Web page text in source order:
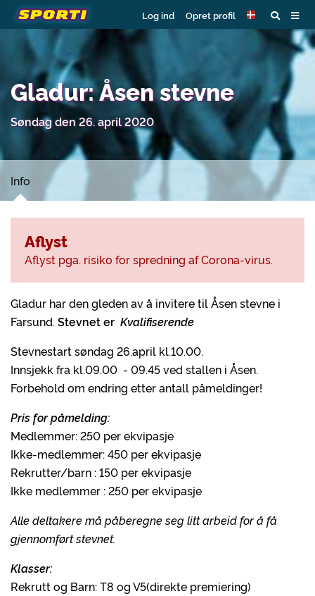
Log ind Opret profil
Gladur: Åsen stevne
Søndag den 26. april 2020
Info
Gladur har den gleden av å invitere til Åsen stevne i
Farsund. Stevnet er Kvalifiserende
Stevnestart søndag 26.april kl.10.00.
Innsjekk fra kl.09.00 - 09.45 ved stallen i Åsen.
Forbehold om endring etter antall påmeldinger!
Pris for påmelding:
Medlemmer: 250 per ekvipasje
Ikke-medlemmer: 450 per ekvipasje
Rekrutter/barn : 150 per ekvipasje
Ikke medlemmer : 250 per ekvipasje
Alle deltakere må påberegne seg litt arbeid for å få
gjennomført stevnet.
Klasser:
Rekrutt og Barn: T8 og V5(direkte premiering)
Aflyst
Aflyst pga. risiko for spredning af Corona-virus.